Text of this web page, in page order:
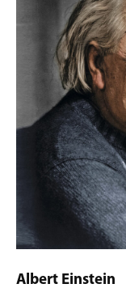
Albert Einstein